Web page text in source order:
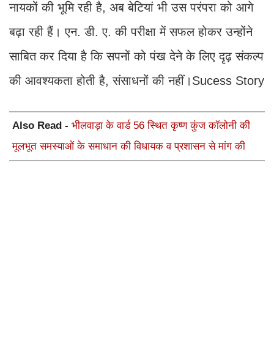
नायकों की भूमि रही है, अब बेटियां भी उस परंपरा को आगे
बढ़ा रही हैं। एन. डी. ए. की परीक्षा में सफल होकर उन्होंने
साबित कर दिया है कि सपनों को पंख देने के लिए दृढ़ संकल्प
की आवश्यकता होती है, संसाधनों की नहीं।Sucess Story
Also Read - भीलवाड़ा के वार्ड 56 स्थित कृष्ण कुंज कॉलोनी की
मूलभूत समस्याओं के समाधान की विधायक व प्रशासन से मांग की